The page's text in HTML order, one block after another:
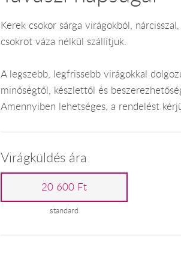
Kerek csokor sárga virágokból,
csokrot váza nélkül szállítjuk.
A legszebb, legfrissebb virágokkal
minőségtől, készlettől és
Amennyiben lehetséges, a rendelést
Virágküldés ára
20 600 Ft
standard